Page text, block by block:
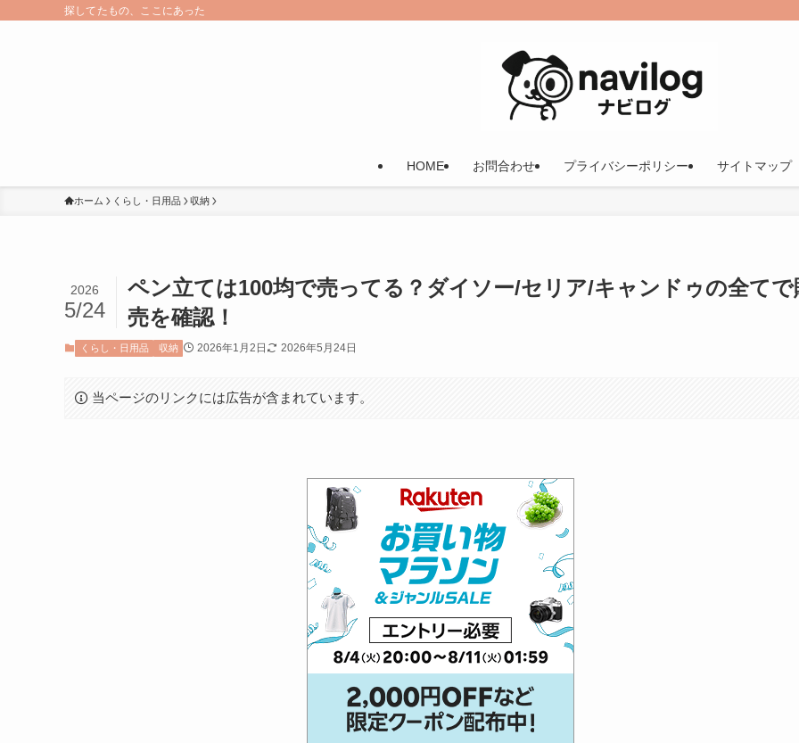
探してたもの、ここにあった
HOME お問合わせ プライバシーポリシー サイトマップ
ホーム くらし・日用品 収納
ペン立ては100均で売ってる？ダイソー/セリア/キャンドゥの全てで
売を確認！
2026
5/24
くらし・日用品 収納 2026年1月2日 2026年5月24日
当ページのリンクには広告が含まれています。